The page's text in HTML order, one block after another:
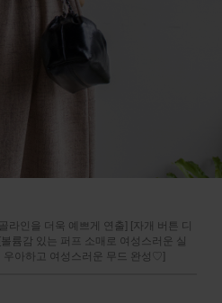
라인을 더욱 예쁘게 연출] [자개 버튼 디
륨감 있는 퍼프 소매로 여성스러운 실
우아하고 여성스러운 무드 완성♡]